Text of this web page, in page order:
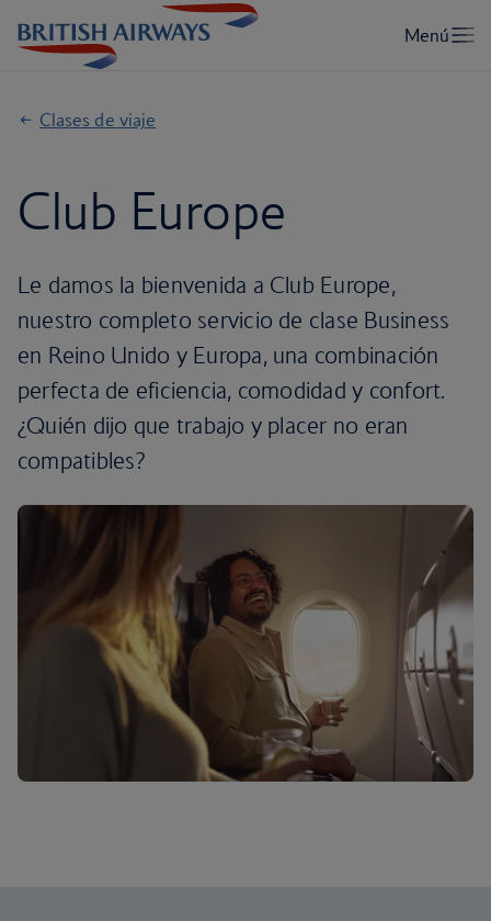
Clases de viaje
Club Europe
Le damos la bienvenida a Club Europe,
nuestro completo servicio de clase Business
en Reino Unido y Europa, una combinación
perfecta de eficiencia, comodidad y confort.
¿Quién dijo que trabajo y placer no eran
compatibles?